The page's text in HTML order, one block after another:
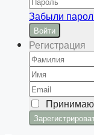
Забыли
Войти
Регистрация
Принимаю